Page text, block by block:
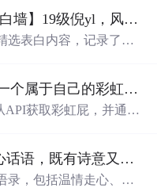
用devc++表白_【理工大表白墙】19级倪yl，风吹起如花般破碎的流年，而你的笑容摇晃摇晃，成为我命途中最美的点缀...
选表白内容，记录了学
用python爬虫,pyinstaller写一个属于自己的彩虹屁生成器！（链接在文末自取）
API获取彩虹屁，并通过
适合七夕节对妻子说的暖心话语，既有诗意又充满真心，
录，包括温情走心、浪